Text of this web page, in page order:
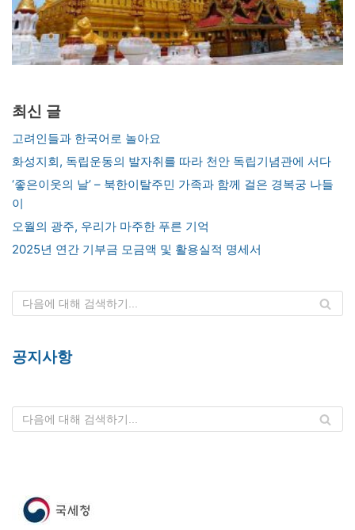
최신 글
고려인들과 한국어로 놀아요
화성지회, 독립운동의 발자취를 따라 천안 독립기념관에 서다
‘좋은이웃의 날’ – 북한이탈주민 가족과 함께 걸은 경복궁 나들
이
오월의 광주, 우리가 마주한 푸른 기억
2025년 연간 기부금 모금액 및 활용실적 명세서
공지사항